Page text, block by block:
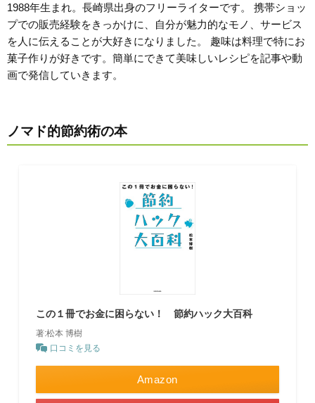
1988年生まれ。長崎県出身のフリーライターです。 携帯ショッ
プでの販売経験をきっかけに、自分が魅力的なモノ、サービス
を人に伝えることが大好きになりました。 趣味は料理で特にお
菓子作りが好きです。簡単にできて美味しいレシピを記事や動
画で発信していきます。
ノマド的節約術の本
この１冊でお金に困らない！ 節約ハック大百科
著:松本 博樹
口コミを見る
Amazon